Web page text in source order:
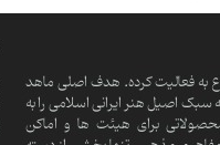
فرهنگی و مذهبی دانش بنیان است که از سال 1390 شروع به فعالیت کرده. هدف اصلی ماهد
اصیل هنر ایرانی اسلامی را به
برای هیئت ها و اماکن